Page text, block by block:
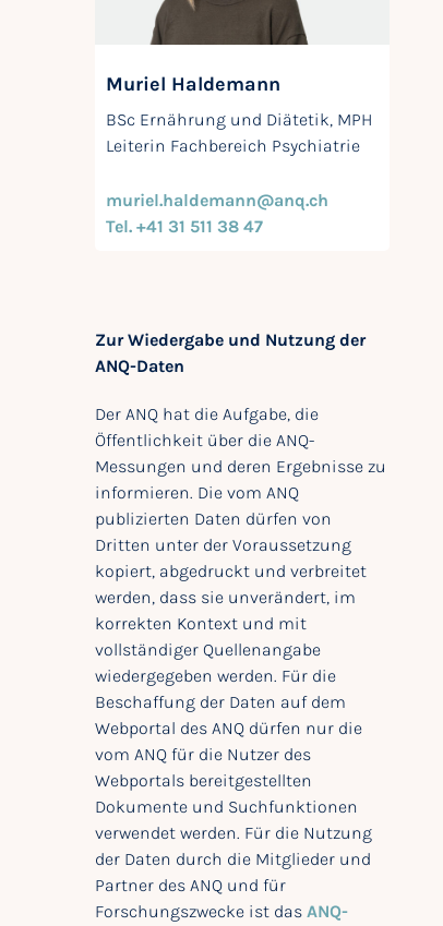
Muriel Haldemann
BSc Ernährung und Diätetik, MPH
Leiterin Fachbereich Psychiatrie
muriel.haldemann@anq.ch
Tel. +41 31 511 38 47
Zur Wiedergabe und Nutzung der
ANQ-Daten
Der ANQ hat die Aufgabe, die
Öffentlichkeit über die ANQ-
Messungen und deren Ergebnisse zu
informieren. Die vom ANQ
publizierten Daten dürfen von
Dritten unter der Voraussetzung
kopiert, abgedruckt und verbreitet
werden, dass sie unverändert, im
korrekten Kontext und mit
vollständiger Quellenangabe
wiedergegeben werden. Für die
Beschaffung der Daten auf dem
Webportal des ANQ dürfen nur die
vom ANQ für die Nutzer des
Webportals bereitgestellten
Dokumente und Suchfunktionen
verwendet werden. Für die Nutzung
der Daten durch die Mitglieder und
Partner des ANQ und für
Forschungszwecke ist das ANQ-